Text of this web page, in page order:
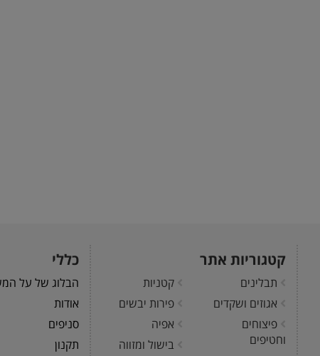
קטגוריות אתר
תבלינים
קטניות
אגוזים ושקדים
פירות יבשים
פיצוחים
וחטיפים
אפיה
בישול ומזווה
כללי
הבלוג של על
אודות
סניפים
תקנון